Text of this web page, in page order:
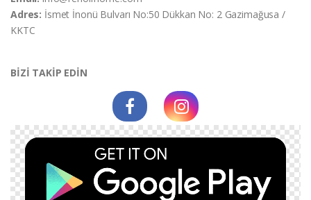
Adres: İsmet İnonü Bulvarı No:50 Dükkan No: 2 Gazimağusa /
KKTC
BİZİ TAKİP EDİN